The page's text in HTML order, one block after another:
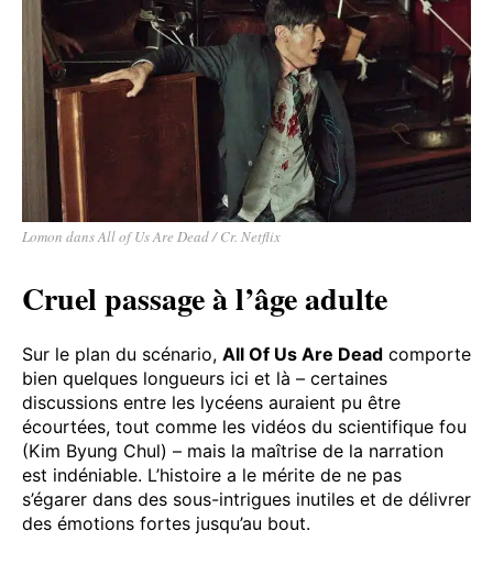
Lomon dans All of Us Are Dead / Cr. Netflix
Cruel passage à l’âge adulte
Sur le plan du scénario, All Of Us Are Dead comporte
bien quelques longueurs ici et là – certaines
discussions entre les lycéens auraient pu être
écourtées, tout comme les vidéos du scientifique fou
(Kim Byung Chul) – mais la maîtrise de la narration
est indéniable. L’histoire a le mérite de ne pas
s’égarer dans des sous-intrigues inutiles et de délivrer
des émotions fortes jusqu’au bout.